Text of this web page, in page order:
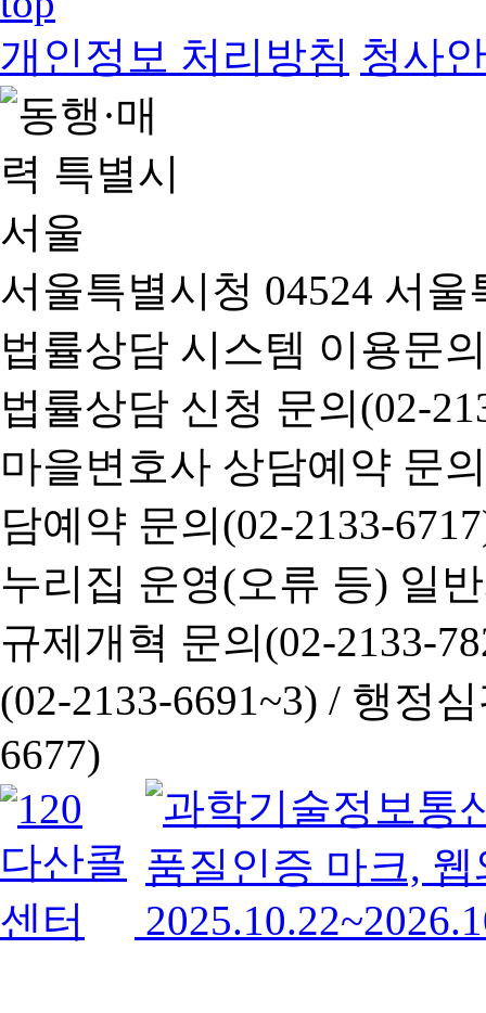
개인정보 처리방침 청사
서울특별시청 04524 서
법률상담 시스템 이용문
법률상담 신청 문의(02-
마을변호사 상담예약 문
담예약 문의(02-2133-
누리집 운영(오류 등) 일
규제개혁 문의(02-2133-
(02-2133-6691~3) / 행정심
6677)